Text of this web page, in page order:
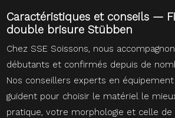
Caractéristiques et conseils —
double brisure Stübben
Chez SSE Soissons, nous
débutants et confirmés depuis de
Nos conseillers experts en
guident pour choisir le matériel le
pratique, votre morphologie et celle de